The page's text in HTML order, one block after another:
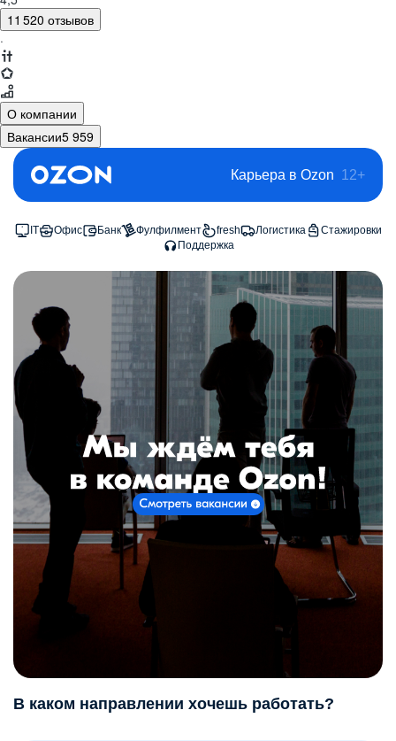
11 520 отзывов
·
О компании
Вакансии5 959
Карьера в Ozon 12+
IT Офис Банк Фулфилмент fresh Логистика
Стажировки
Поддержка
В каком направлении хочешь работать?